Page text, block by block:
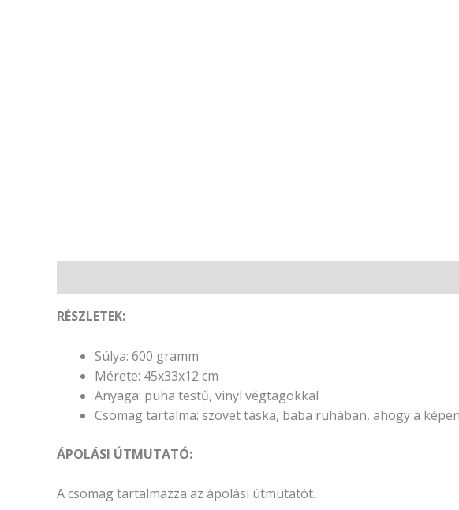
RÉSZLETEK:
Súlya: 600 gramm
Mérete: 45x33x12 cm
Anyaga: puha testű, vinyl végtagokkal
Csomag tartalma: szövet táska, baba ruhában, ahogy a
ÁPOLÁSI ÚTMUTATÓ:
A csomag tartalmazza az ápolási útmutatót.